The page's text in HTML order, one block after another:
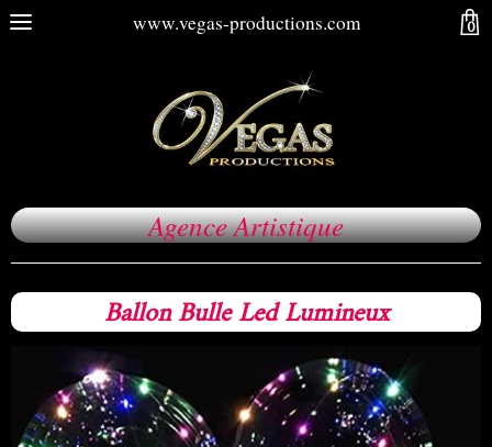
www.vegas-productions.com
Agence Artistique
Ballon Bulle Led Lumineux
0